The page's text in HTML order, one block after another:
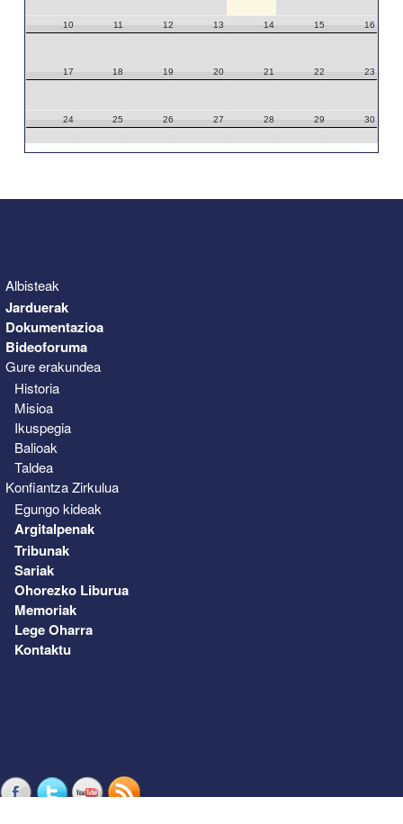
10 11 12 13 14 15 16
17 18 19 20 21 22 23
24 25 26 27 28 29 30
Albisteak
Jarduerak
Dokumentazioa
Bideoforuma
Gure erakundea
Historia
Misioa
Ikuspegia
Balioak
Taldea
Konfiantza Zirkulua
Egungo kideak
Argitalpenak
Tribunak
Sariak
Ohorezko Liburua
Memoriak
Lege Oharra
Kontaktu